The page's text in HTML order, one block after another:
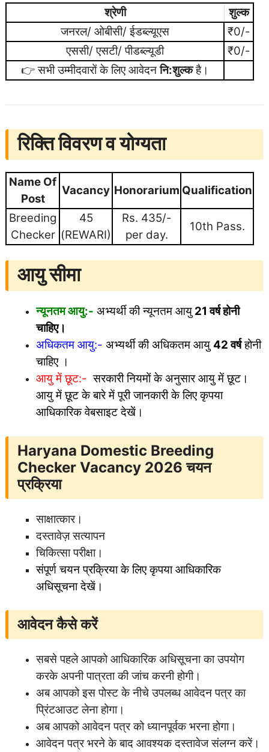
श्रेणी
शुल्क
जनरल/ ओबीसी/ ईडब्ल्यूएस
₹0/-
एससी/ एसटी/ पीडब्ल्यूडी
₹0/-
👉 सभी उम्मीदवारों के लिए आवेदननि:शुल्कहै।
रिक्ति विवरण व योग्यता
Name Of
Post
Vacancy Honorarium Qualification
Breeding
Checker
45
(REWARI)
Rs. 435/-
per day.
10th Pass.
आयु सीमा
न्यूनतम आयु:- अभ्यर्थी की न्यूनतम आयु 21 वर्ष होनी
चाहिए।
अधिकतम आयु:- अभ्यर्थी की अधिकतम आयु 42 वर्षहोनी
चाहिए ।
आयु में छूट:- सरकारी नियमों के अनुसार आयु में छूट।
आयु में छूट के बारे में पूरी जानकारी के लिए कृपया
आधिकारिक वेबसाइट देखें।
Haryana Domestic Breeding
Checker Vacancy 2026चयन
प्रक्रिया
साक्षात्कार।
दस्तावेज़ सत्यापन
चिकित्सा परीक्षा।
संपूर्ण चयन प्रक्रिया के लिए कृपया आधिकारिक
अधिसूचना देखें।
आवेदन कैसे करें
सबसे पहले आपको आधिकारिक अधिसूचना का उपयोग
करके अपनी पात्रता की जांच करनी होगी।
अब आपको इस पोस्ट के नीचे उपलब्ध आवेदन पत्र का
प्रिंटआउट लेना होगा।
अब आपको आवेदन पत्र को ध्यानपूर्वक भरना होगा।
आवेदन पत्र भरने के बाद आवश्यक दस्तावेज संलग्न करें।